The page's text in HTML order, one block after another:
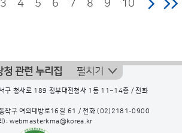
3 4 5 6 7 8 9 10
청 관련 누리집 펼치기
구 청사로 189 정부대전청사 1동 11~14층 / 전화
작구 여의대방로16길 61 / 전화(02)2181-0900
): webmasterkma@korea.kr